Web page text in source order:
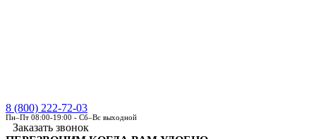
8 (800) 222-72-03
Пн–Пт 08:00-19:00 - Сб–Вс выходной
Заказать звонок